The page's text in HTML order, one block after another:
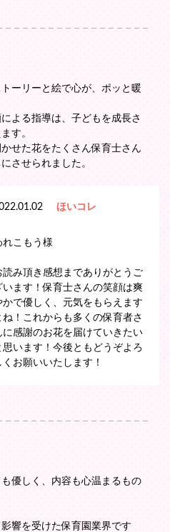
ーリーと絵で心が、ポッと暖
よる指導は、子どもを成長さ
す。
せた花をたくさん保育士さん
させられました。
ほいコレ
れこもう様
読み頂き感想までありがとうご
います！保育士さんの笑顔は爽
かで優しく、元気をもらえます
ね！これからも多くの保育者さ
に感謝のお花を届けていきたい
思います！今後ともどうぞよろ
くお願いいたします！
優しく、内容も心温まるもの
響を受けた保育園業界です